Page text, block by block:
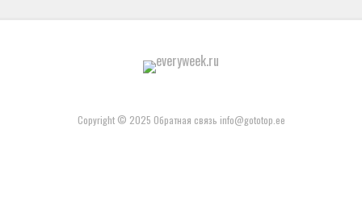
Copyright © 2025 Обратная связь info@gototop.ee